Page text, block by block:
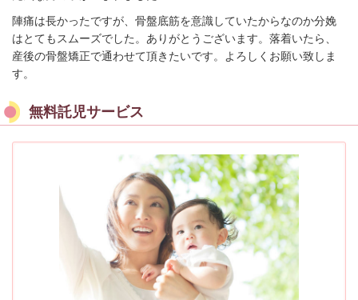
陣痛は長かったですが、骨盤底筋を意識していたからなのか分娩
はとてもスムーズでした。ありがとうございます。落着いたら、
産後の骨盤矯正で通わせて頂きたいです。よろしくお願い致しま
す。
無料託児サービス